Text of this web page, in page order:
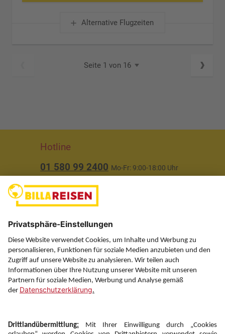
Alternative Flugzeiten
Seite 1 von 16
Hotline
01 580 99 2400 Mo-Fr: 9:00-18:00 Uhr
(ausgenommen Feiertage)
Über uns
Service
Information
Folgen Sie uns auf